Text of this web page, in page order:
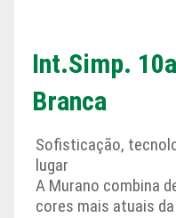
Int.simp.
Branca
Sofisticação,
lugar
A Murano combina
cores mais atuais